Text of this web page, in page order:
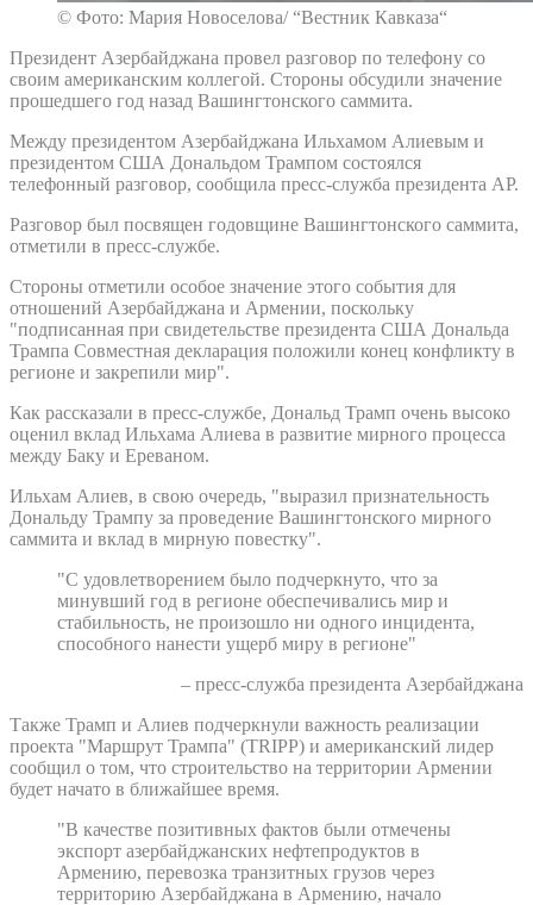
© Фото: Мария Новоселова/ “Вестник Кавказа“
Президент Азербайджана провел разговор по телефону со
своим американским коллегой. Стороны обсудили значение
прошедшего год назад Вашингтонского саммита.
Между президентом Азербайджана Ильхамом Алиевым и
президентом США Дональдом Трампом состоялся
телефонный разговор, сообщила пресс-служба президента АР.
Разговор был посвящен годовщине Вашингтонского саммита,
отметили в пресс-службе.
Стороны отметили особое значение этого события для
отношений Азербайджана и Армении, поскольку
"подписанная при свидетельстве президента США Дональда
Трампа Совместная декларация положили конец конфликту в
регионе и закрепили мир".
Как рассказали в пресс-службе, Дональд Трамп очень высоко
оценил вклад Ильхама Алиева в развитие мирного процесса
между Баку и Ереваном.
Ильхам Алиев, в свою очередь, "выразил признательность
Дональду Трампу за проведение Вашингтонского мирного
саммита и вклад в мирную повестку".
"С удовлетворением было подчеркнуто, что за
минувший год в регионе обеспечивались мир и
стабильность, не произошло ни одного инцидента,
способного нанести ущерб миру в регионе"
– пресс-служба президента Азербайджана
Также Трамп и Алиев подчеркнули важность реализации
проекта "Маршрут Трампа" (TRIPP) и американский лидер
сообщил о том, что строительство на территории Армении
будет начато в ближайшее время.
"В качестве позитивных фактов были отмечены
экспорт азербайджанских нефтепродуктов в
Армению, перевозка транзитных грузов через
территорию Азербайджана в Армению, начало